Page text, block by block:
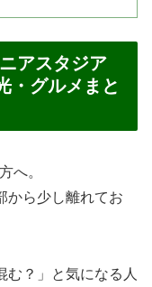
アスタジア
・グルメまと
へ。
から少し離れてお
む？」と気になる人